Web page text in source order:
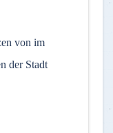
von im
der Stadt